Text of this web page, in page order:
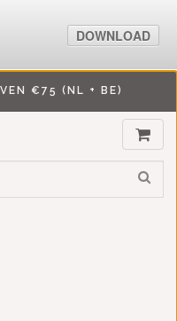
€75 (NL + BE)
DOWNLOAD
DOWNLOAD